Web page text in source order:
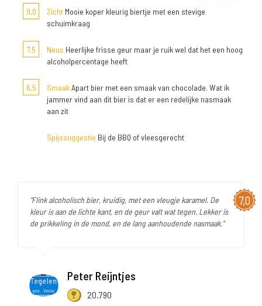
9,0
Zicht Mooie koper kleurig biertje met een stevige
schuimkraag
7,5 Neus Heerlijke frisse geur maar je ruik wel dat het een hoog
alcoholpercentage heeft
6,5 SmaakApart bier met een smaak van chocolade. Wat ik
jammer vind aan dit bier is dat er een redelijke nasmaak
aan zit
Spijssuggestie Bij de BBQ of vleesgerecht
7,0
"Flink alcoholisch bier, kruidig, met een vleugje karamel. De
kleur is aan de lichte kant, en de geur valt wat tegen. Lekker is
de prikkeling in de mond, en de lang aanhoudende nasmaak."
Peter Reijntjes
20.790